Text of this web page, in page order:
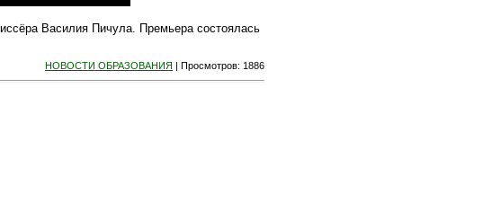
Василия Пичула. Премьера состоялась
НОВОСТИ ОБРАЗОВАНИЯ | Просмотров: 1886